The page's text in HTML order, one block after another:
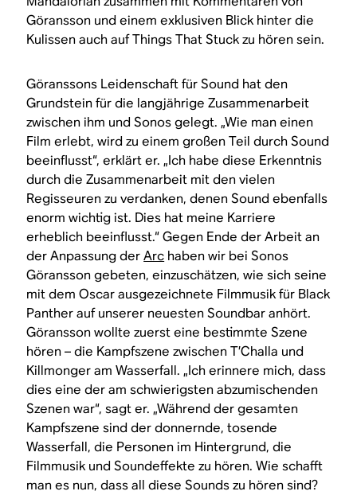
Göransson und einem exklusiven Blick hinter die
Kulissen auch auf Things That Stuck zu hören sein.
Göranssons Leidenschaft für Sound hat den
Grundstein für die langjährige Zusammenarbeit
zwischen ihm und Sonos gelegt. „Wie man einen
Film erlebt, wird zu einem großen Teil durch Sound
beeinflusst“, erklärt er. „Ich habe diese Erkenntnis
durch die Zusammenarbeit mit den vielen
Regisseuren zu verdanken, denen Sound ebenfalls
enorm wichtig ist. Dies hat meine Karriere
erheblich beeinflusst.“ Gegen Ende der Arbeit an
der Anpassung derArc haben wir bei Sonos
Göransson gebeten, einzuschätzen, wie sich seine
mit dem Oscar ausgezeichnete Filmmusik für Black
Pantherauf unserer neuesten Soundbar anhört.
Göransson wollte zuerst eine bestimmte Szene
hören – die Kampfszene zwischen T’Challa und
Killmonger am Wasserfall. „Ich erinnere mich, dass
dies eine der am schwierigsten abzumischenden
Szenen war“, sagt er. „Während der gesamten
Kampfszene sind der donnernde, tosende
Wasserfall, die Personen im Hintergrund, die
Filmmusik und Soundeffekte zu hören. Wie schafft
man es nun, dass all diese Sounds zu hören sind?